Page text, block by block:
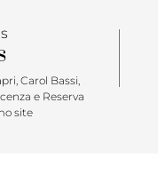
Carol Bassi,
e Reserva
site